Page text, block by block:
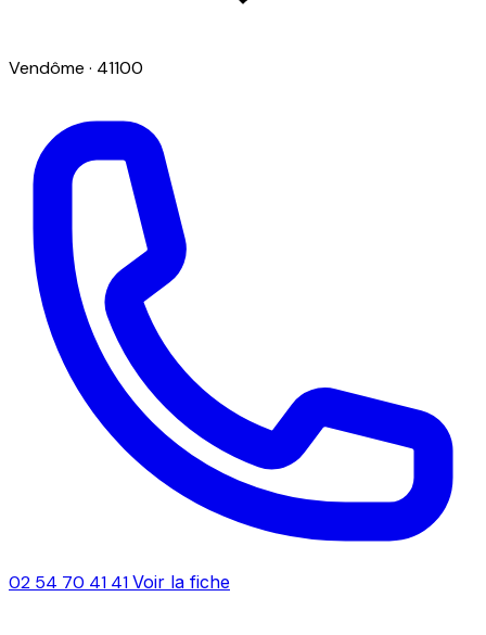
Vendôme · 41100
02 54 70 41 41 Voir la fiche